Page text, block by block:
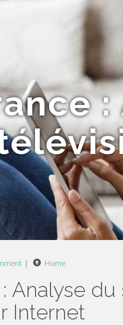
| Home
Analyse
Internet